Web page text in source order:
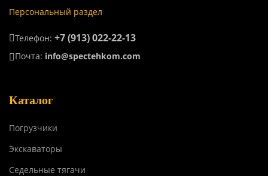
Персональный раздел
Телефон: +7 (913) 022-22-13
Почта: info@spectehkom.com
Каталог
Погрузчики
Экскаваторы
Седельные тягачи